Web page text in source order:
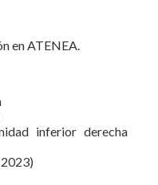
en ATENEA.
inferior derecha